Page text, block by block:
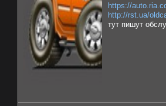
https://
http://rst.ua/
тут пишут